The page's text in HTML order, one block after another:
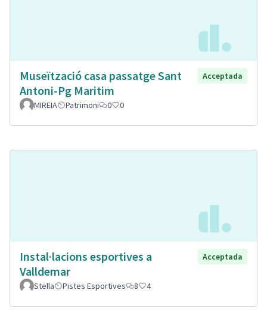
Museïtzació casa passatge Sant
Antoni-Pg Maritim
Acceptada
MIREIA Patrimoni 0 0
Instal·lacions esportives a
Valldemar
Acceptada
Stella Pistes Esportives 8 4